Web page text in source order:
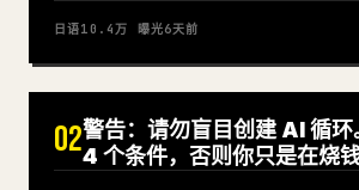
日语10.4万 曝光6天前
02警告：请勿盲目创建 AI 循
4 个条件，否则你只是在烧